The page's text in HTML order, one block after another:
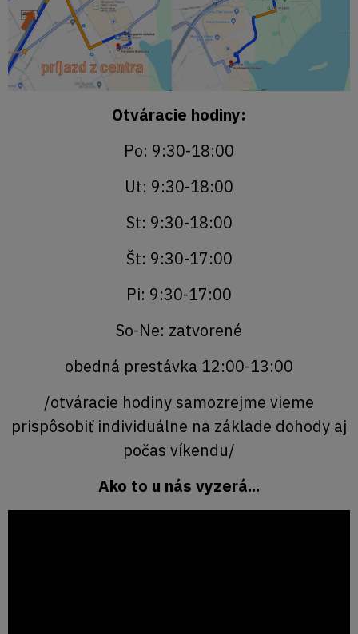
Otváracie hodiny:
Po: 9:30-18:00
Ut: 9:30-18:00
St: 9:30-18:00
Št: 9:30-17:00
Pi: 9:30-17:00
So-Ne: zatvorené
obedná prestávka 12:00-13:00
/otváracie hodiny samozrejme vieme
prispôsobiť individuálne na základe dohody aj
počas víkendu/
Ako to u nás vyzerá...